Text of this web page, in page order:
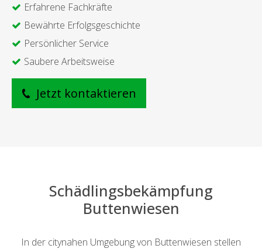
Erfahrene Fachkräfte
Bewährte Erfolgsgeschichte
Persönlicher Service
Saubere Arbeitsweise
Jetzt kontaktieren
Schädlingsbekämpfung
Buttenwiesen
In der citynahen Umgebung von Buttenwiesen stellen